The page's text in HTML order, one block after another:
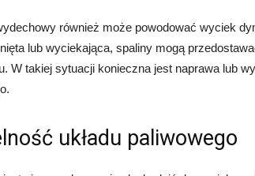
również może powodować wyciek
lub wyciekająca, spaliny mogą
W takiej sytuacji konieczna jest naprawa lub
układu paliwowego